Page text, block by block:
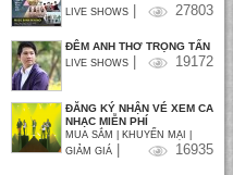
LIVE SHOWS 27803
ĐÊM ANH THƠ TRỌNG TẤN
LIVE SHOWS 19172
ĐĂNG KÝ NHẬN VÉ XEM CA
NHẠC MIỄN PHÍ
MUA SẮM | KHUYẾN MẠI |
GIẢM GIÁ
16935